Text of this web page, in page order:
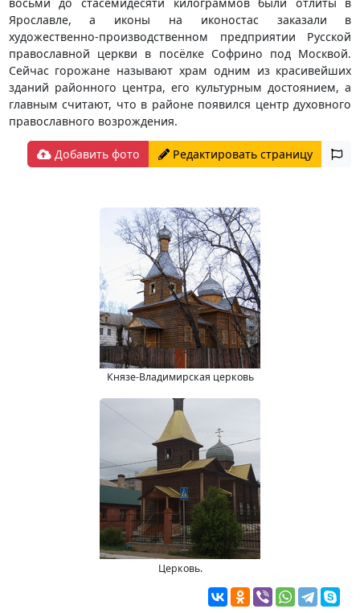
Ярославле, а иконы на иконостас заказали в
художественно-производственном предприятии Русской
православной церкви в посёлке Софрино под Москвой.
Сейчас горожане называют храм одним из красивейших
зданий районного центра, его культурным достоянием, а
главным считают, что в районе появился центр духовного
православного возрождения.
Добавить фото Редактировать страницу
Князе-Владимирская церковь
Церковь.